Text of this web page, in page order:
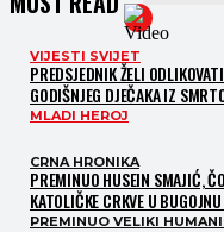
VIJESTI SVIJET
PREDSJEDNIK ŽELI
GODIŠNJEG DJEČAKA IZ
MLADI HEROJ
CRNA HRONIKA
PREMINUO HUSEIN SMAJIĆ,
KATOLIČKE CRKVE U BUGOJNU
PREMINUO VELIKI